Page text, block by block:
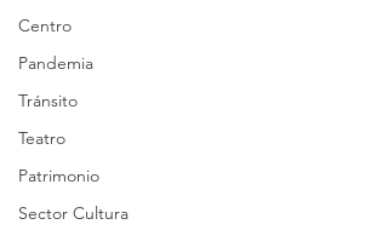
Centro
Pandemia
Tránsito
Teatro
Patrimonio
Sector Cultura